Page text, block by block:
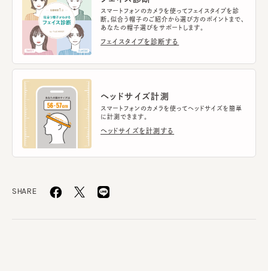
スマートフォンのカメラを使ってフェイスタイプを診
断。似合う帽子のご紹介から選び方のポイントまで、
あなたの帽子選びをサポートします。
フェイスタイプを診断する
ヘッドサイズ計測
スマートフォンのカメラを使ってヘッドサイズを簡単
に計測できます。
ヘッドサイズを計測する
SHARE